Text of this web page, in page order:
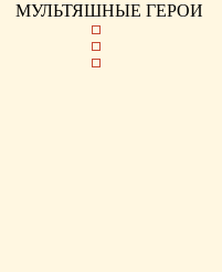
МУЛЬТЯШНЫЕ ГЕРОИ